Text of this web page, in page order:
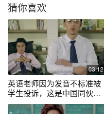
猜你喜欢
03:12
英语老师因为发音不标准被
学生投诉，这是中国同伙人
不是合伙人